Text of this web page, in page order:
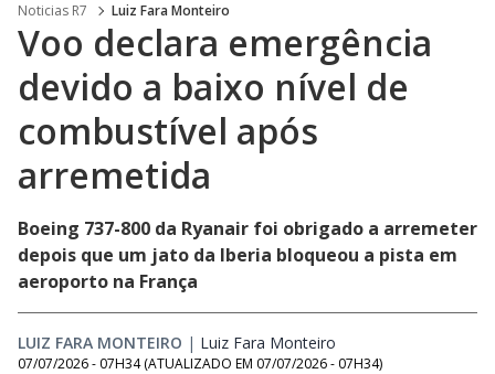
Noticias R7 Luiz Fara Monteiro
Voo declara emergência
devido a baixo nível de
combustível após
arremetida
Boeing 737-800 da Ryanair foi obrigado a arremeter
depois que um jato da Iberia bloqueou a pista em
aeroporto na França
LUIZ FARA MONTEIRO | Luiz Fara Monteiro
07/07/2026 - 07H34 (ATUALIZADO EM 07/07/2026 - 07H34)